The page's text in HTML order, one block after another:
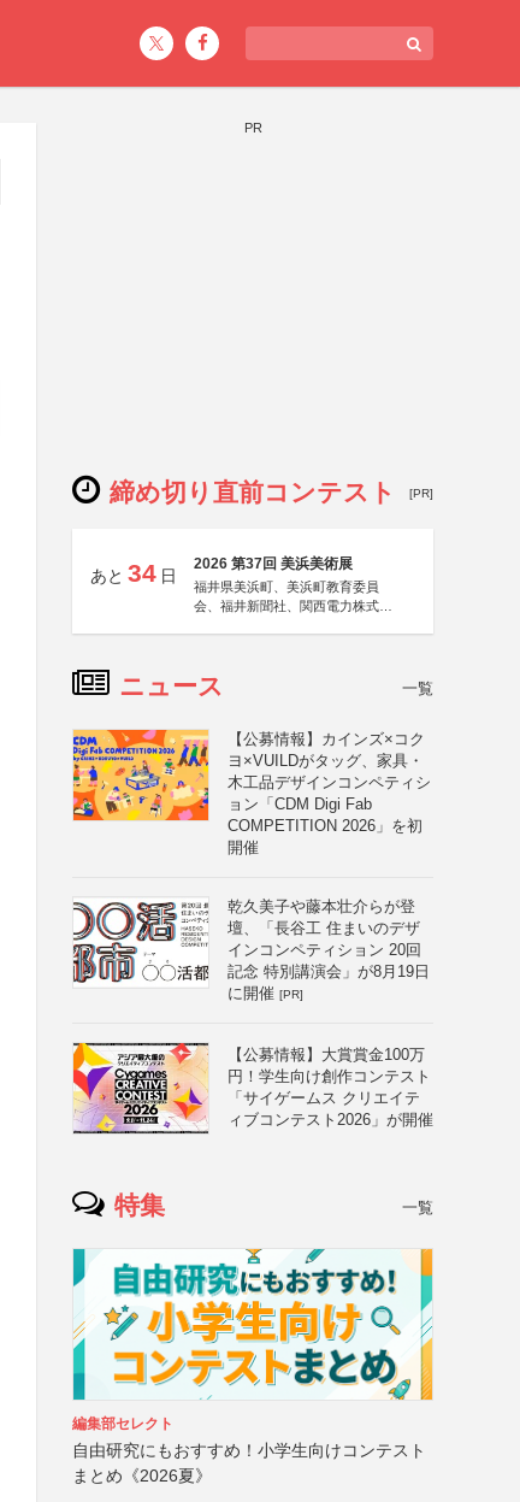
PR
締め切り直前コンテスト [PR]
あと 34 日
2026 第37回 美浜美術展
福井県美浜町、美浜町教育委員
会、福井新聞社、関西電力株式会
ニュース 一覧
【公募情報】カインズ×コク
ヨ×VUILDがタッグ、家具・
木工品デザインコンペティシ
ョン「CDM Digi Fab
COMPETITION 2026」を初
開催
乾久美子や藤本壮介らが登
壇、「長谷工 住まいのデザ
インコンペティション 20回
記念 特別講演会」が8月19日
に開催 [PR]
【公募情報】大賞賞金100万
円！学生向け創作コンテスト
「サイゲームス クリエイテ
ィブコンテスト2026」が開催
特集 一覧
編集部セレクト
自由研究にもおすすめ！小学生向けコンテスト
まとめ《2026夏》